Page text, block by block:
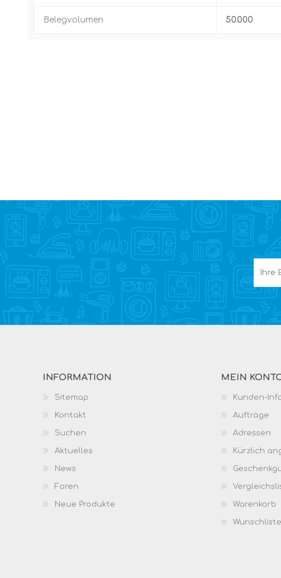
Belegvolumen 50.000
INFORMATION
Sitemap
Kontakt
Suchen
Aktuelles
News
Foren
Neue Produkte
MEIN
Kunden-
Aufträge
Adressen
Kürzlich
Warenkorb
Wunschliste